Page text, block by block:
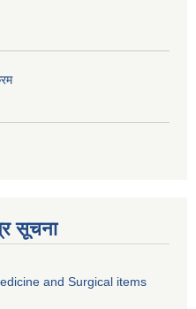
सूचना
and Surgical items